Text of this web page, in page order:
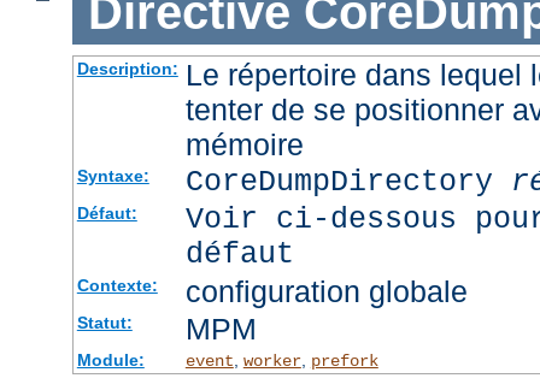
Directive
Description: Le répertoire dans lequel
tenter de se positionner
mémoire
Syntaxe: CoreDumpDirectory
Défaut:
Voir ci-dessous
défaut
Contexte: configuration globale
Statut: MPM
Module: event worker, prefork